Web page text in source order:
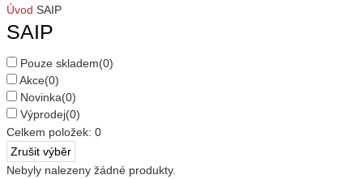
Úvod SAIP
SAIP
Pouze skladem(0)
Akce(0)
Novinka(0)
Výprodej(0)
Celkem položek: 0
Nebyly nalezeny žádné produkty.